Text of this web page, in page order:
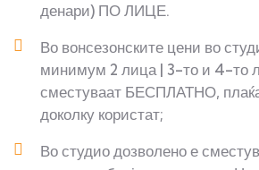
денари) ПО ЛИЦЕ.
Во вонсезонските цени во
минимум 2 лица | 3-то и 4-то
сместуваат БЕСПЛАТНО,
доколку користат;
Во студио дозволено е